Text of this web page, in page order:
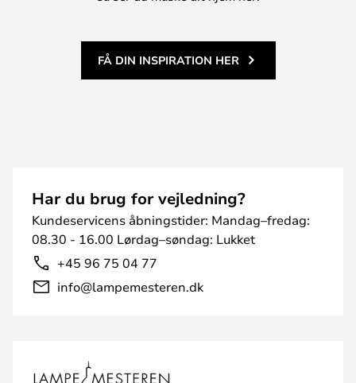
FÅ DIN INSPIRATION HER
Har du brug for vejledning?
Kundeservicens åbningstider: Mandag–fredag:
08.30 - 16.00 Lørdag–søndag: Lukket
+45 96 75 04 77
info@lampemesteren.dk